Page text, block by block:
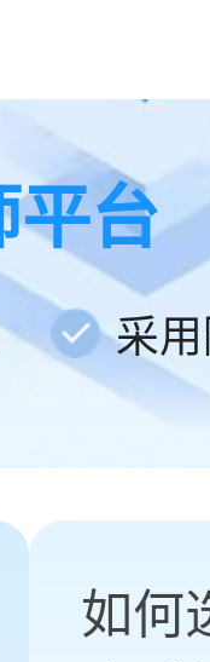
平台
采
如何